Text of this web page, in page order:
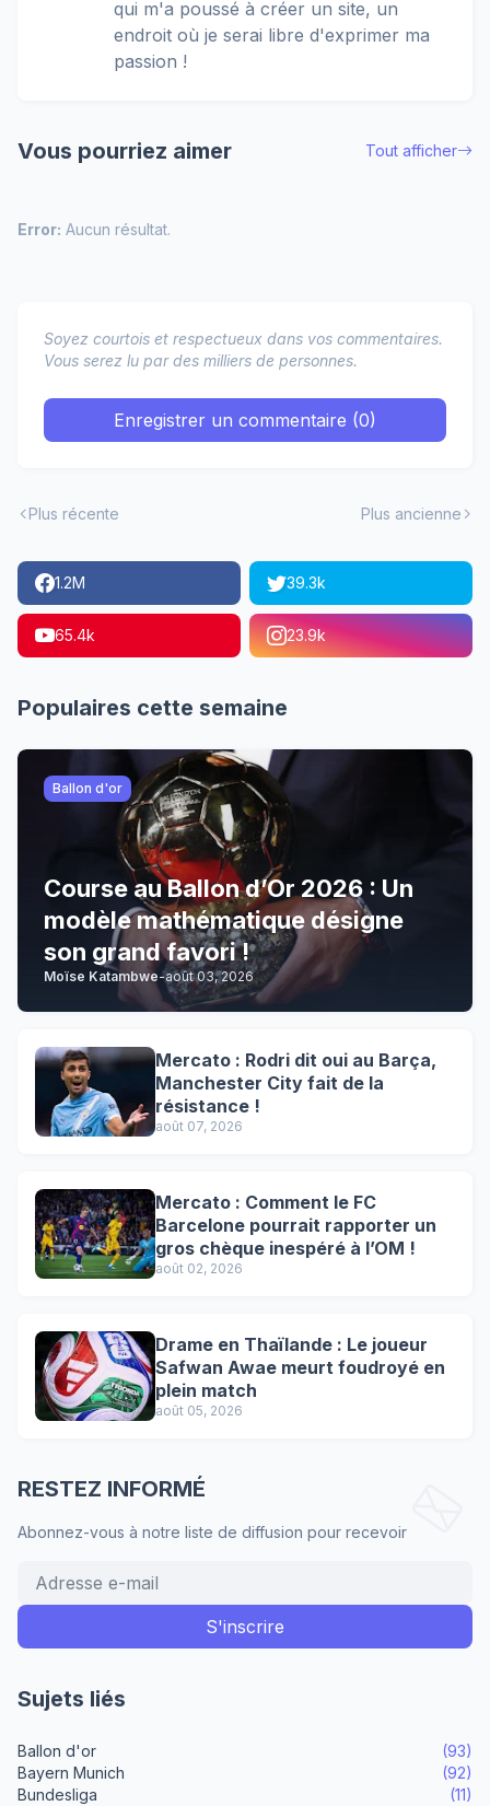
qui m'a poussé à créer un site, un
endroit où je serai libre d'exprimer ma
passion !
Vous pourriez aimer Tout afficher
Error: Aucun résultat.
Soyez courtois et respectueux dans vos commentaires.
Vous serez lu par des milliers de personnes.
Enregistrer un commentaire (0)
Plus récente Plus ancienne
1.2M 39.3k
65.4k 23.9k
Populaires cette semaine
Ballon d'or
Course au Ballon d’Or 2026 : Un
modèle mathématique désigne
son grand favori !
Moïse Katambwe-août 03, 2026
Mercato : Rodri dit oui au Barça,
Manchester City fait de la
résistance !
août 07, 2026
Mercato : Comment le FC
Barcelone pourrait rapporter un
gros chèque inespéré à l’OM !
août 02, 2026
Drame en Thaïlande : Le joueur
Safwan Awae meurt foudroyé en
plein match
août 05, 2026
RESTEZ INFORMÉ
Abonnez-vous à notre liste de diffusion pour recevoir
Sujets liés
Ballon d'or
(93)
Bayern Munich
(92)
Bundesliga
(11)